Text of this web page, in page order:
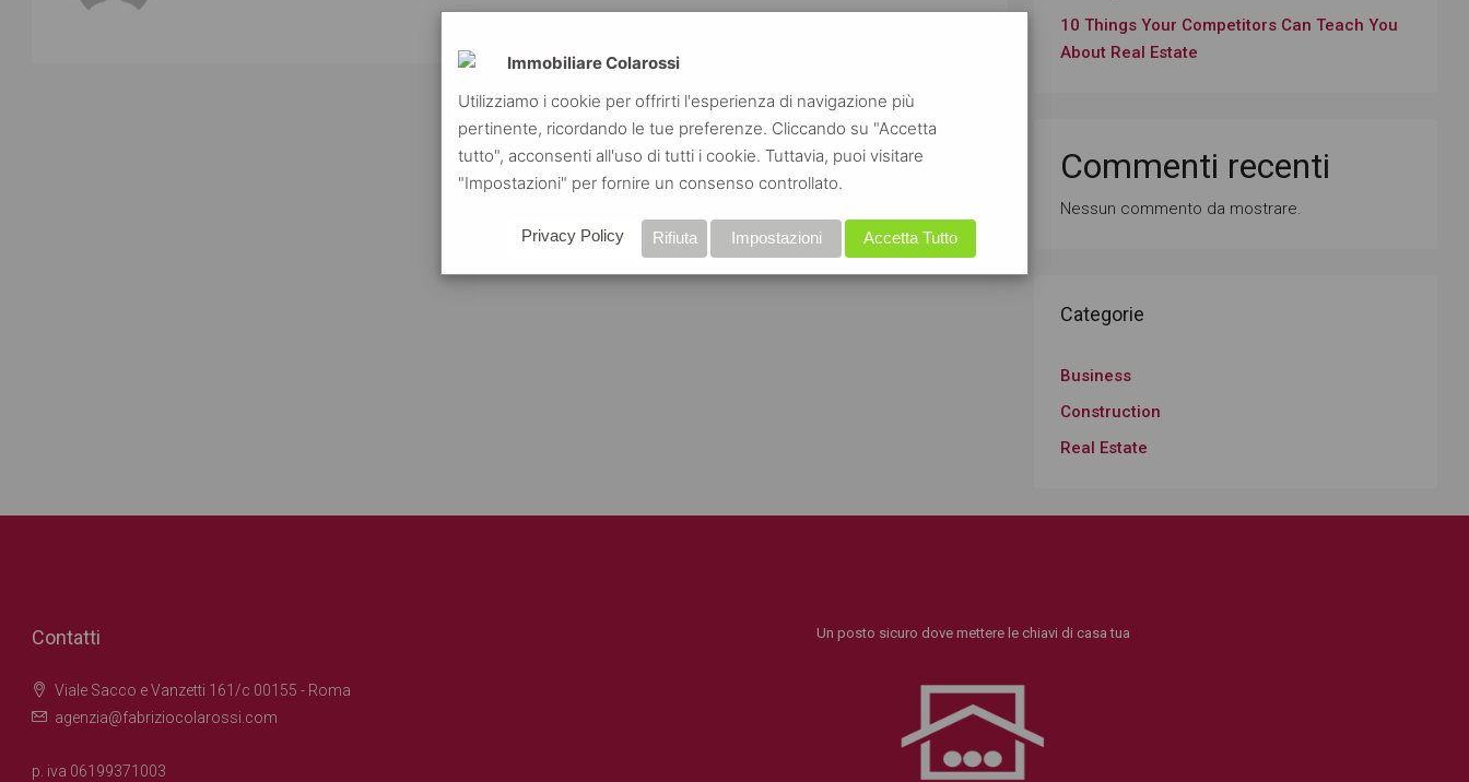
10 Things Your Competitors Can Teach You
About Real Estate
Commenti recenti
Nessun commento da mostrare.
Categorie
Business
Construction
Real Estate
Contatti
Viale Sacco e Vanzetti 161/c 00155 - Roma
agenzia@fabriziocolarossi.com
p. iva 06199371003
Un posto sicuro dove mettere le chiavi di casa tua
Immobiliare Colarossi
Utilizziamo i cookie per offrirti l'esperienza di navigazione più
pertinente, ricordando le tue preferenze. Cliccando su "Accetta
tutto", acconsenti all'uso di tutti i cookie. Tuttavia, puoi visitare
"Impostazioni" per fornire un consenso controllato.
Accetta Tutto
Impostazioni
Rifiuta
Privacy Policy